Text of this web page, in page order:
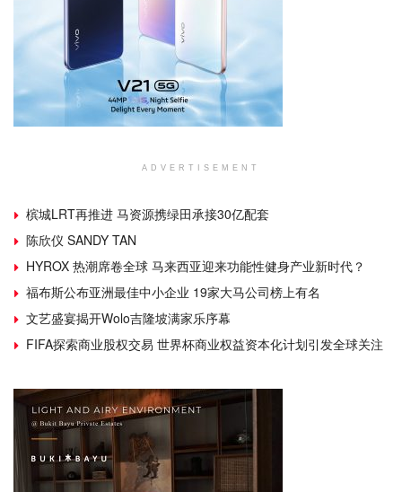
ADVERTISEMENT
槟城LRT再推进 马资源携绿田承接30亿配套
陈欣仪 SANDY TAN
HYROX 热潮席卷全球 马来西亚迎来功能性健身产业新时代？
福布斯公布亚洲最佳中小企业 19家大马公司榜上有名
文艺盛宴揭开Wolo吉隆坡满家乐序幕
FIFA探索商业股权交易 世界杯商业权益资本化计划引发全球关注